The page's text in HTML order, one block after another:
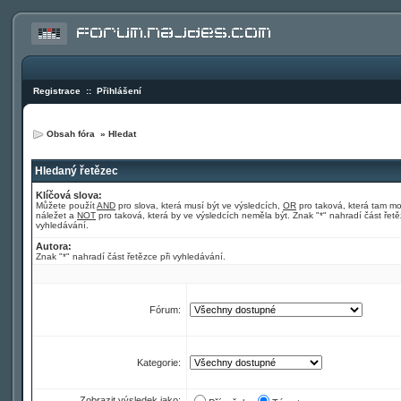
Registrace :: Přihlášení
Obsah fóra » Hledat
Hledaný řetězec
Klíčová slova:
Můžete použítAND pro slova, která musí být ve výsledcích, OR pro taková, která tam
náležet a NOT pro taková, která by ve výsledcích neměla být. Znak "*" nahradí část
vyhledávání.
Autora:
Znak "*" nahradí část řetězce při vyhledávání.
Fórum:
Kategorie: